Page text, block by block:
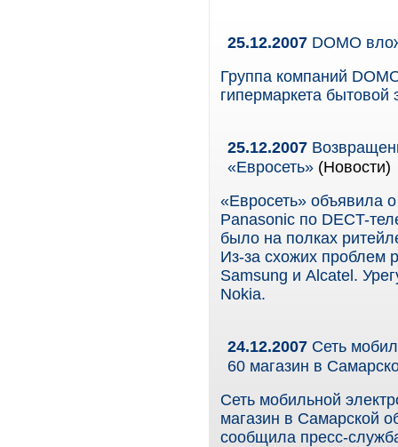
25.12.2007 DOMO
Группа компаний
гипермаркета
25.12.2007
«Евросеть» (Новости)
«Евросеть» объявила
Panasonic по DECT-
было на полках
Из-за схожих проблем
Samsung и Alcatel.
Nokia.
24.12.2007 Сеть
60 магазин в
Сеть мобильной
магазин в Самарской
сообщила пресс-